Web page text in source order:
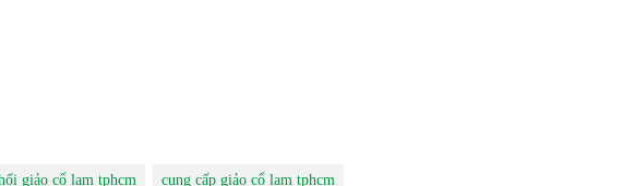
giảo cổ lam tphcm cung cấp giảo cổ lam tphcm